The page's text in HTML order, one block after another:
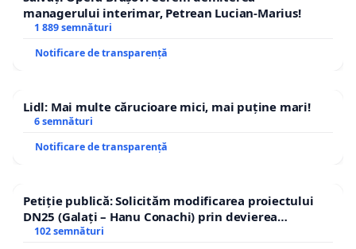
managerului interimar, Petrean Lucian-Marius!
1 889 semnături
Notificare de transparență
Lidl: Mai multe cărucioare mici, mai puține mari!
6 semnături
Notificare de transparență
Petiție publică: Solicităm modificarea proiectului
DN25 (Galați – Hanu Conachi) prin devierea
traseului în afara localităților!
102 semnături